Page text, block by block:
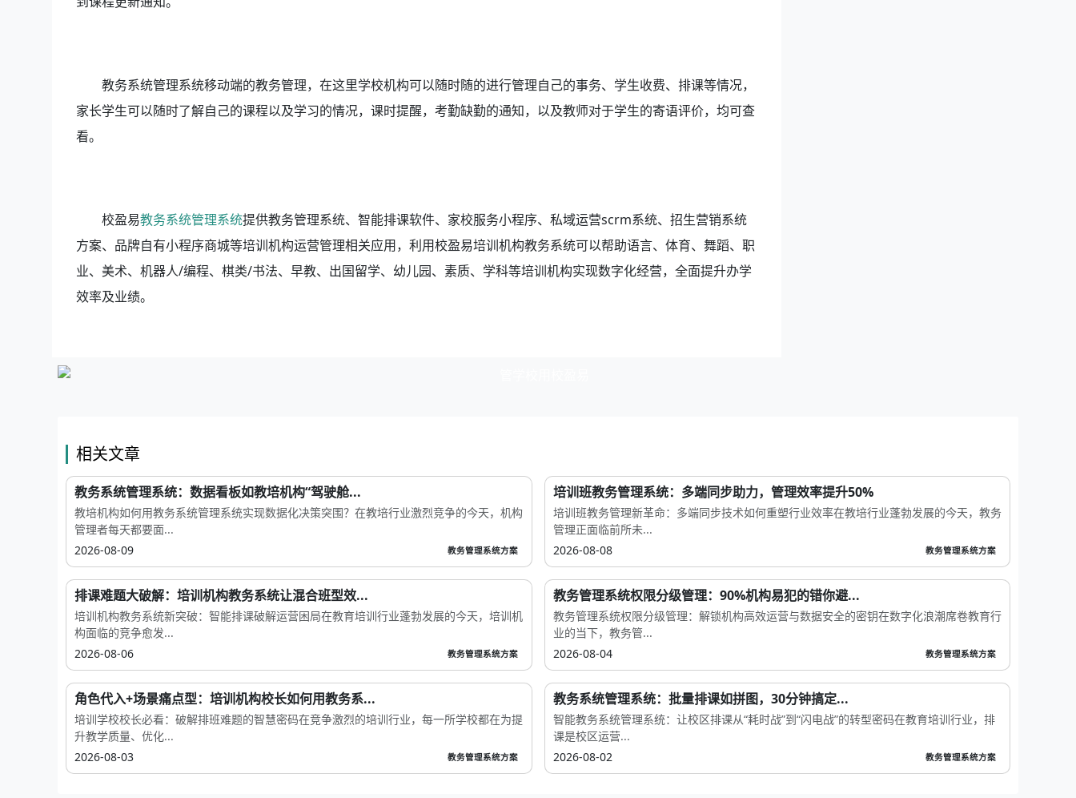
教务系统管理系统移动端的教务管理，在这里学校机构可以随时随的进行管理自己的事务、学生收费、排课等情况，
家长学生可以随时了解自己的课程以及学习的情况，课时提醒，考勤缺勤的通知，以及教师对于学生的寄语评价，均可查
看。
校盈易教务系统管理系统提供教务管理系统、智能排课软件、家校服务小程序、私域运营scrm系统、招生营销系统
方案、品牌自有小程序商城等培训机构运营管理相关应用，利用校盈易培训机构教务系统可以帮助语言、体育、舞蹈、职
业、美术、机器人/编程、棋类/书法、早教、出国留学、幼儿园、素质、学科等培训机构实现数字化经营，全面提升办学
效率及业绩。
相关文章
教务系统管理系统：数据看板如教培机构“驾驶舱...
教培机构如何用教务系统管理系统实现数据化决策突围？在教培行业激烈竞争的今天，机构
管理者每天都要面...
2026-08-09
教务管理系统方案
培训班教务管理系统：多端同步助力，管理效率提升50%
培训班教务管理新革命：多端同步技术如何重塑行业效率在教培行业蓬勃发展的今天，教务
管理正面临前所未...
2026-08-08
教务管理系统方案
排课难题大破解：培训机构教务系统让混合班型效...
培训机构教务系统新突破：智能排课破解运营困局在教育培训行业蓬勃发展的今天，培训机
构面临的竞争愈发...
2026-08-06
教务管理系统方案
教务管理系统权限分级管理：90%机构易犯的错你避...
教务管理系统权限分级管理：解锁机构高效运营与数据安全的密钥在数字化浪潮席卷教育行
业的当下，教务管...
2026-08-04
教务管理系统方案
角色代入+场景痛点型：培训机构校长如何用教务系...
培训学校校长必看：破解排班难题的智慧密码在竞争激烈的培训行业，每一所学校都在为提
升教学质量、优化...
2026-08-03
教务管理系统方案
教务系统管理系统：批量排课如拼图，30分钟搞定...
智能教务系统管理系统：让校区排课从“耗时战”到“闪电战”的转型密码在教育培训行业，排
课是校区运营...
2026-08-02
教务管理系统方案